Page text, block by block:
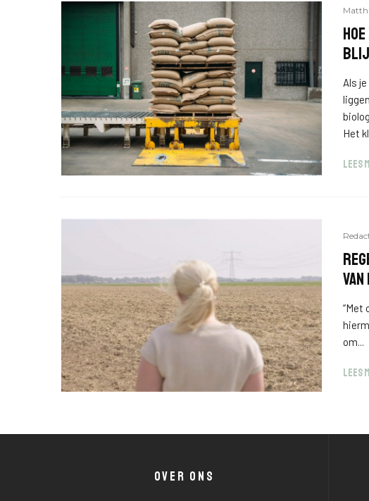
Als
Het
LEES
“Met
om...
LEES
OVER ONS